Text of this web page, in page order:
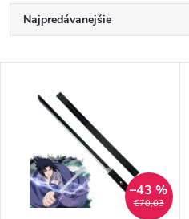
R
a
Najpredávanejšie
Abecedne
€70,03
–43 %